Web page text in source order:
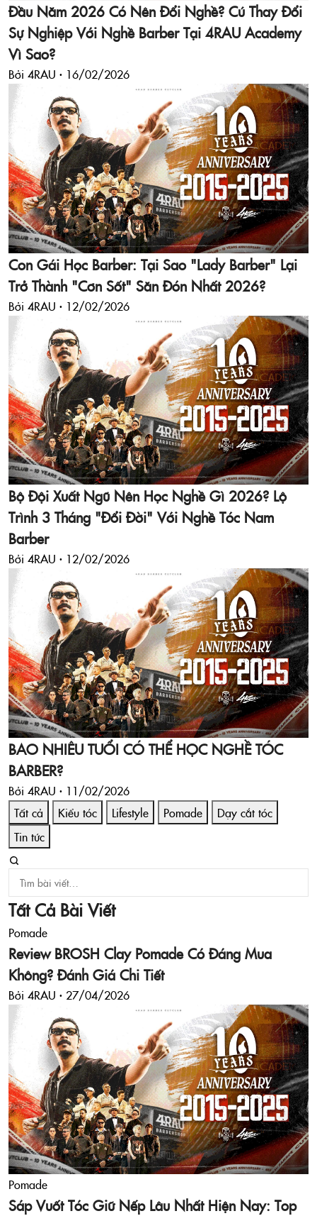
Đầu Năm 2026 Có Nên Đổi Nghề? Cú Thay Đổi
Sự Nghiệp Với Nghề Barber Tại 4RAU Academy
Vì Sao?
Bởi 4RAU · 16/02/2026
Con Gái Học Barber: Tại Sao "Lady Barber" Lại
Trở Thành "Cơn Sốt" Săn Đón Nhất 2026?
Bởi 4RAU · 12/02/2026
Bộ Đội Xuất Ngũ Nên Học Nghề Gì 2026? Lộ
Trình 3 Tháng "Đổi Đời" Với Nghề Tóc Nam
Barber
Bởi 4RAU · 12/02/2026
BAO NHIÊU TUỔI CÓ THỂ HỌC NGHỀ TÓC
BARBER?
Bởi 4RAU · 11/02/2026
Tất cả
Kiểu tóc Lifestyle Pomade
Dạy cắt tóc
Tin tức
Tất Cả Bài Viết
Pomade
Review BROSH Clay Pomade Có Đáng Mua
Không? Đánh Giá Chi Tiết
Bởi 4RAU · 27/04/2026
Pomade
Sáp Vuốt Tóc Giữ Nếp Lâu Nhất Hiện Nay: Top